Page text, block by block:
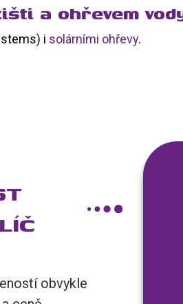
a ohřevem
i solárními ohřevy.
obvykle